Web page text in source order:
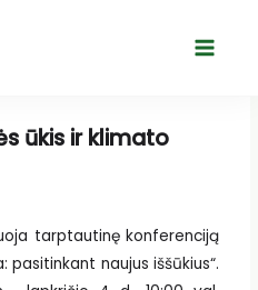
Main
ūkis ir klimato
tarptautinę konferenciją
pasitinkant naujus iššūkius“.